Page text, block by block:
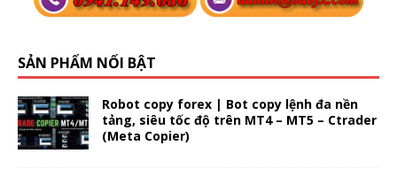
SẢN PHẨM NỔI BẬT
Robot copy forex | Bot copy lệnh đa nền
tảng, siêu tốc độ trên MT4 – MT5 – Ctrader
(Meta Copier)